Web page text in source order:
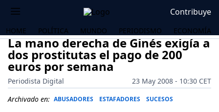
Contribuye
HOME POLÍTICA MUNDO PERIODISMO ECONOMÍA
La mano derecha de Ginés exigía a
dos prostitutas el pago de 200
euros por semana
Periodista Digital
23 May 2008 - 10:30 CET
Archivado en: ABUSADORES ESTAFADORES SUCESOS